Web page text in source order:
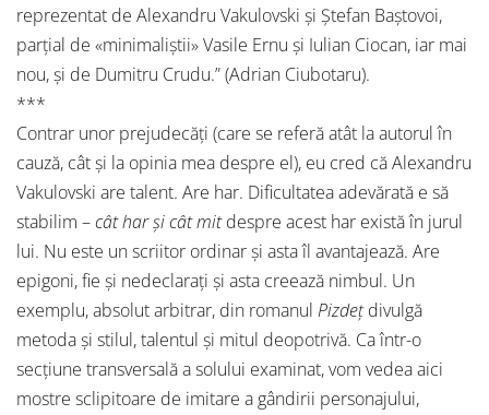
reprezentat de Alexandru Vakulovski şi Ştefan Baştovoi,
parţial de «minimaliştii» Vasile Ernu şi Iulian Ciocan, iar mai
nou, şi de Dumitru Crudu.” (Adrian Ciubotaru).
***
Contrar unor prejudecăţi (care se referă atât la autorul în
cauză, cât şi la opinia mea despre el), eu cred că Alexandru
Vakulovski are talent. Are har. Dificultatea adevărată e să
stabilim –cât har şi cât mitdespre acest har există în jurul
lui. Nu este un scriitor ordinar şi asta îl avantajează. Are
epigoni, fie şi nedeclaraţi şi asta creează nimbul. Un
exemplu, absolut arbitrar, din romanul Pizdeţdivulgă
metoda şi stilul, talentul şi mitul deopotrivă. Ca într-o
secţiune transversală a solului examinat, vom vedea aici
mostre sclipitoare de imitare a gândirii personajului,